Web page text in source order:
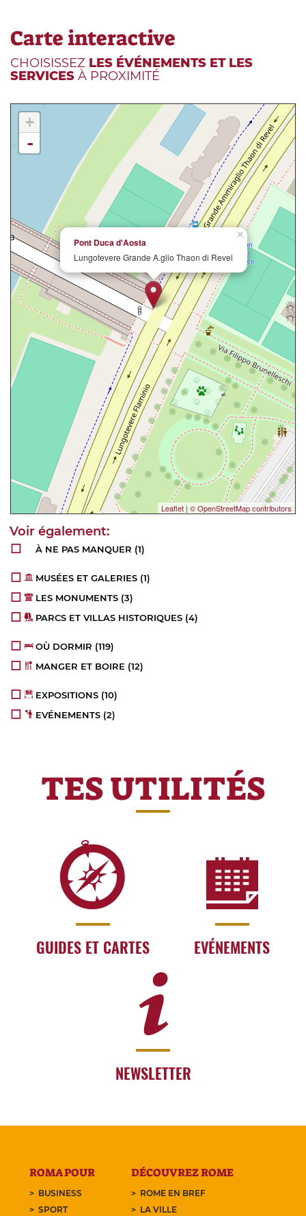
Carte interactive
CHOISISSEZ LES ÉVÉNEMENTS ET LES
SERVICES À PROXIMITÉ
×
Pont Duca d'Aosta
Lungotevere Grande A.glio Thaon di Revel
+
-
Leaflet | © OpenStreetMap contributors
À NE PAS MANQUER (1)
MUSÉES ET GALERIES (1)
LES MONUMENTS (3)
PARCS ET VILLAS HISTORIQUES (4)
OÙ DORMIR (119)
MANGER ET BOIRE (12)
EXPOSITIONS (10)
EVÉNEMENTS (2)
TES UTILITÉS
GUIDES ET CARTES EVÉNEMENTS
NEWSLETTER
ROMA POUR
BUSINESS
SPORT
DÉCOUVREZ ROME
ROME EN BREF
LA VILLE